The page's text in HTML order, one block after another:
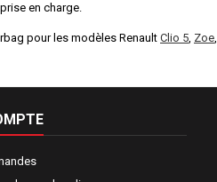
en charge.
pour les modèles Renault Clio 5, Zoe,